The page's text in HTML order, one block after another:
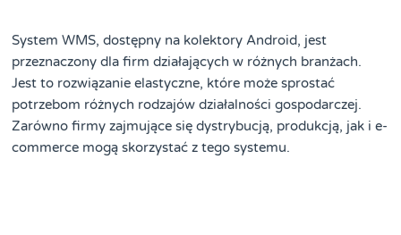
System WMS, dostępny na kolektory Android, jest
przeznaczony dla firm działających w różnych branżach.
Jest to rozwiązanie elastyczne, które może sprostać
potrzebom różnych rodzajów działalności gospodarczej.
Zarówno firmy zajmujące się dystrybucją, produkcją, jak i e-
commerce mogą skorzystać z tego systemu.